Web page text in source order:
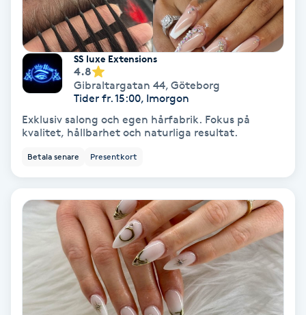
Färgning
Föning
Gellack med förstärkning
Gravidmassage
Gravidyoga
SS luxe Extensions
4.8
Gibraltargatan 44, Göteborg
Tider fr. 15:00, Imorgon
Exklusiv salong och egen hårfabrik. Fokus på
kvalitet, hållbarhet och naturliga resultat.
Betala senare Presentkort